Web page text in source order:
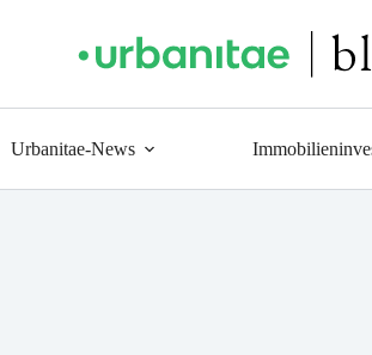
Urbanitae-News